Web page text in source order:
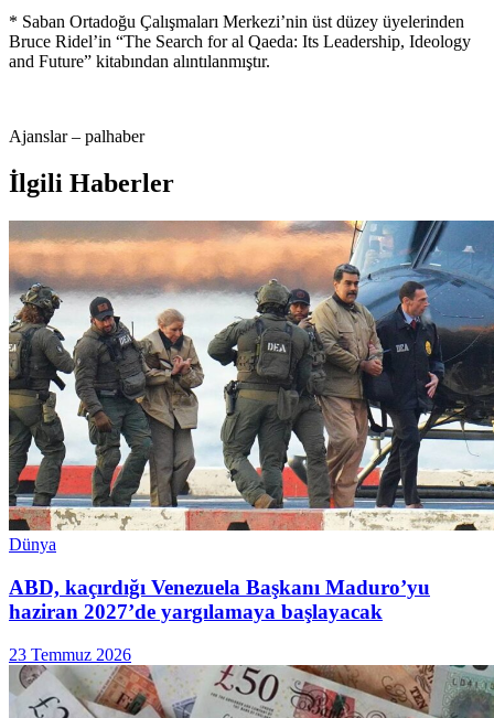
* Saban Ortadoğu Çalışmaları Merkezi’nin üst düzey üyelerinden
Bruce Ridel’in “The Search for al Qaeda: Its Leadership, Ideology
and Future” kitabından alıntılanmıştır.
Ajanslar – palhaber
İlgili Haberler
Dünya
ABD, kaçırdığı Venezuela Başkanı Maduro’yu
haziran 2027’de yargılamaya başlayacak
23 Temmuz 2026